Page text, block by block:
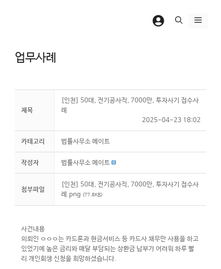
메
업무사례
제목
[인천] 50대, 전기공사직, 7000만, 투자사기 접수사
례
2025-04-23 18:02
카테고리 법률사무소 메이트
작성자 법률사무소 메이트
첨부파일
[인천] 50대, 전기공사직, 7000만, 투자사기 접수사
례.png (77.8KB)
사건내용
의뢰인 ㅇㅇㅇ는 카드론과 현금서비스 등 카드사 채무만 사용을 하고
있었기에 높은 금리와 매달 부담되는 상환금 납부가 어려워 하루 빨
리 개인회생 신청을 희망하셨습니다.